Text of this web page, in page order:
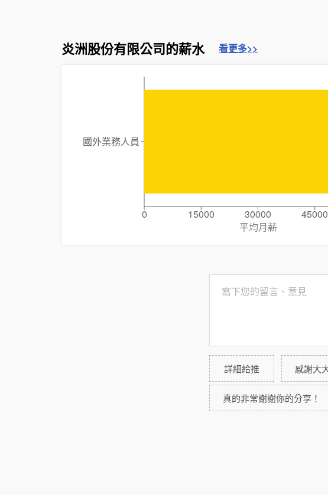
炎洲股份有限公司的薪水 看更多>>
0 15000 30000 45000
平均月薪
國外業務人員
詳細給推 感謝大
真的非常謝謝你的分享！